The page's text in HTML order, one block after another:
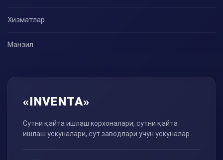
Хизматлар
Манзил
«INVENTA»
Сутни қайта ишлаш корхоналари, сутни қайта
ишлаш ускуналари, сут заводлари учун ускуналар.